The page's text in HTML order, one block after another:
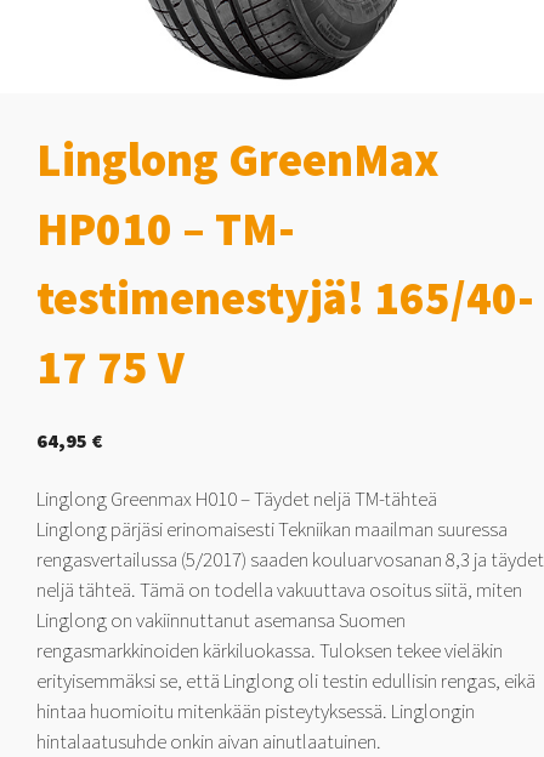
Linglong GreenMax
HP010 – TM-
testimenestyjä! 165/40-
17 75 V
64,95 €
Linglong Greenmax H010 – Täydet neljä TM-tähteä
Linglong pärjäsi erinomaisesti Tekniikan maailman suuressa
rengasvertailussa (5/2017) saaden kouluarvosanan 8,3 ja täydet
neljä tähteä. Tämä on todella vakuuttava osoitus siitä, miten
Linglong on vakiinnuttanut asemansa Suomen
rengasmarkkinoiden kärkiluokassa. Tuloksen tekee vieläkin
erityisemmäksi se, että Linglong oli testin edullisin rengas, eikä
hintaa huomioitu mitenkään pisteytyksessä. Linglongin
hintalaatusuhde onkin aivan ainutlaatuinen.